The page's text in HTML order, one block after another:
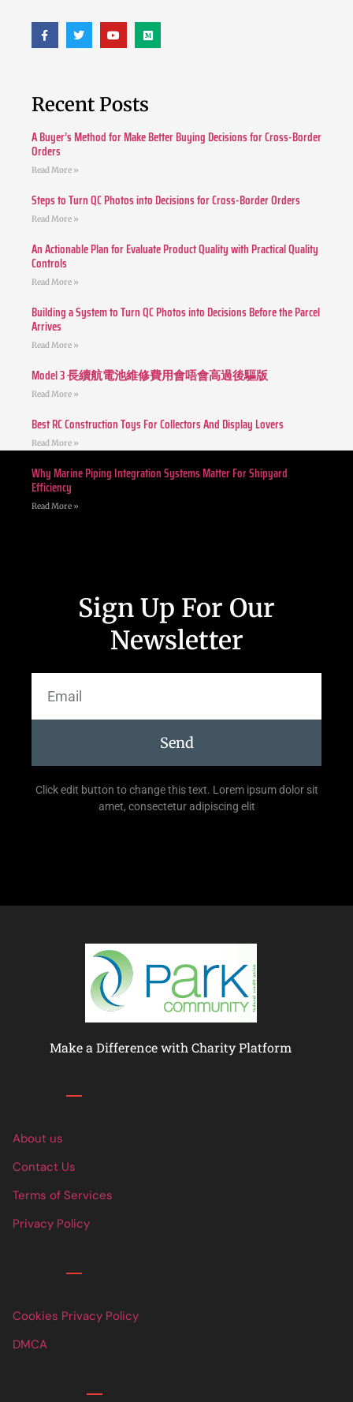
Recent Posts
A Buyer’s Method for Make Better Buying Decisions for Cross-Border
Orders
Read More »
Steps to Turn QC Photos into Decisions for Cross-Border Orders
Read More »
An Actionable Plan for Evaluate Product Quality with Practical Quality
Controls
Read More »
Building a System to Turn QC Photos into Decisions Before the Parcel
Arrives
Read More »
Model 3 長續航電池維修費用會唔會高過後驅版
Read More »
Best RC Construction Toys For Collectors And Display Lovers
Read More »
Why Marine Piping Integration Systems Matter For Shipyard
Efficiency
Read More »
Sign Up For Our
Newsletter
Send
Click edit button to change this text. Lorem ipsum dolor sit
amet, consectetur adipiscing elit
Make a Difference with Charity Platform
About us
Contact Us
Terms of Services
Privacy Policy
Cookies Privacy Policy
DMCA